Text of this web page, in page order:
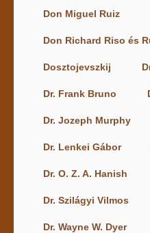
Don Miguel Ruiz
Don Richard Riso és
Dosztojevszkij
Dr. Frank Bruno
Dr. Jozeph Murphy
Dr. Lenkei Gábor
Dr. O. Z. A. Hanish
Dr. Szilágyi Vilmos
Dr. Wayne W. Dyer